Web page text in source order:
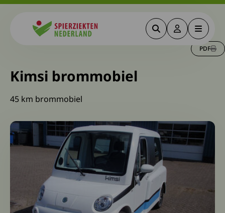
ZoekenDeze link
Menu
PDF
Kimsi brommobiel
45 km brommobiel